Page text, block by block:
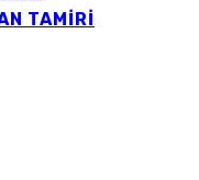
TAMIRI